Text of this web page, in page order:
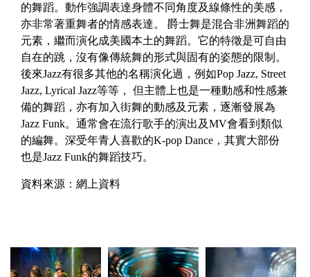
的舞蹈。動作強調表達身體不同角度及線條性的美感，
亦非常著重舞者的情感表達。 爵士舞是混合非洲舞蹈的
元素，繼而演化成美國本土的舞蹈。它的特徵是可自由
自在的跳，沒有像傳統舞的形式與固有的姿態的限制。
後來Jazz有很多其他的名稱演化過，例如Pop Jazz, Street
Jazz, Lyrical Jazz等等， 但主體上也是一種動感和性感兼
備的舞蹈，亦有加入街舞的動感及元素，逐漸發展為
Jazz Funk。通常會在流行歌手的演出及MV會看到類似
的編舞。深受年青人喜歡的K-pop Dance，其實大部份
也是Jazz Funk的舞蹈技巧。
資料來源：網上資料